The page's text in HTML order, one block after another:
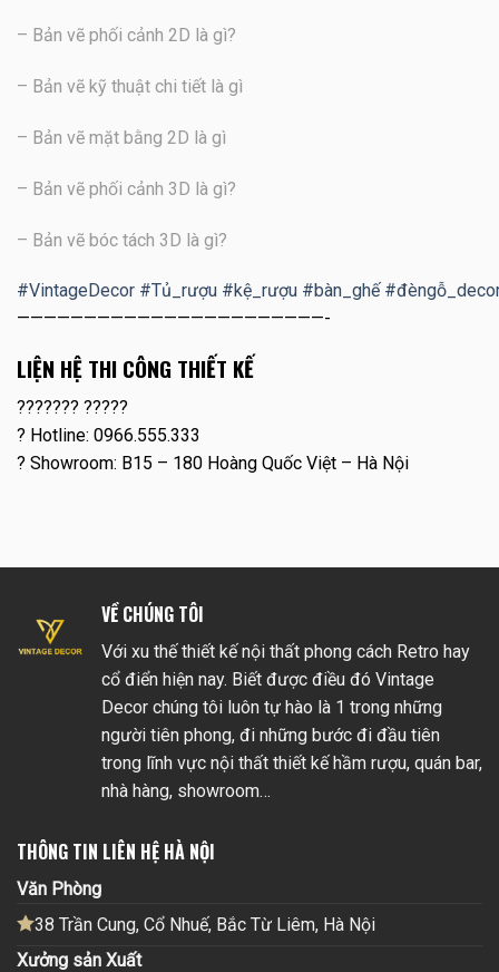
– Bản vẽ phối cảnh 2D là gì?
– Bản vẽ kỹ thuật chi tiết là gì
– Bản vẽ mặt bằng 2D là gì
– Bản vẽ phối cảnh 3D là gì?
– Bản vẽ bóc tách 3D là gì?
#VintageDecor #Tủ_rượu #kệ_rượu #bàn_ghế #
———————————————————————-
LIỆN HỆ THI CÔNG THIẾT KẾ
??????? ?????
? Hotline: 0966.555.333
? Showroom: B15 – 180 Hoàng Quốc Việt – Hà Nội
VỀ CHÚNG TÔI
Với xu thế thiết kế nội thất phong cách Retro hay
cổ điển hiện nay. Biết được điều đó Vintage
Decor chúng tôi luôn tự hào là 1 trong những
người tiên phong, đi những bước đi đầu tiên
trong lĩnh vực nội thất thiết kế hầm rượu, quán bar,
nhà hàng, showroom…
THÔNG TIN LIÊN HỆ HÀ NỘI
Văn Phòng
38 Trần Cung, Cổ Nhuế, Bắc Từ Liêm, Hà Nội
Xưởng sản Xuất